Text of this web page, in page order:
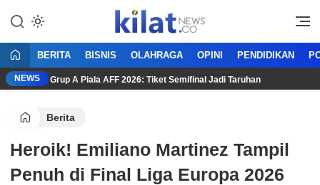
KilatNews.co
Mencerdaskan Anak Bangsa
BERITA BISNIS OLAHRAGA OPINI PENDIDIKAN
NEWSGrup A Piala AFF 2026: Tiket Semifinal Jadi Taruhan
Berita
Heroik! Emiliano Martinez Tampil
Penuh di Final Liga Europa 2026